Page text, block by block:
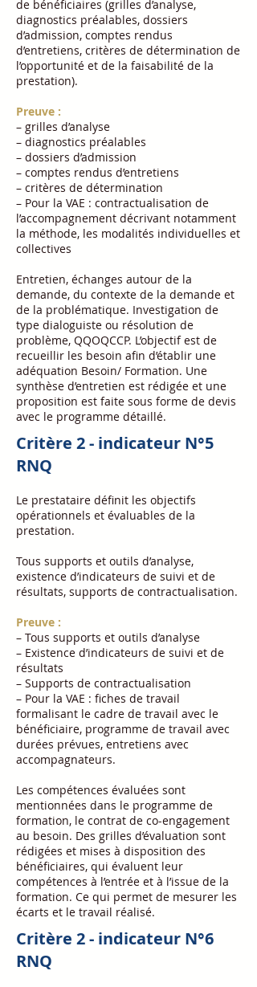
de bénéficiaires (grilles d’analyse,
diagnostics préalables, dossiers
d’admission, comptes rendus
d’entretiens, critères de détermination de
l’opportunité et de la faisabilité de la
prestation).
Preuve :
– grilles d’analyse
– diagnostics préalables
– dossiers d’admission
– comptes rendus d’entretiens
– critères de détermination
– Pour la VAE : contractualisation de
l’accompagnement décrivant notamment
la méthode, les modalités individuelles et
collectives
Entretien, échanges autour de la
demande, du contexte de la demande et
de la problématique. Investigation de
type dialoguiste ou résolution de
problème, QQOQCCP. L’objectif est de
recueillir les besoin afin d’établir une
adéquation Besoin/ Formation. Une
synthèse d’entretien est rédigée et une
proposition est faite sous forme de devis
avec le programme détaillé.
Critère 2 - indicateur N°5
RNQ
Le prestataire définit les objectifs
opérationnels et évaluables de la
prestation.
Tous supports et outils d’analyse,
existence d’indicateurs de suivi et de
résultats, supports de contractualisation.
Preuve :
– Tous supports et outils d’analyse
– Existence d’indicateurs de suivi et de
résultats
– Supports de contractualisation
– Pour la VAE : fiches de travail
formalisant le cadre de travail avec le
bénéficiaire, programme de travail avec
durées prévues, entretiens avec
accompagnateurs.
Les compétences évaluées sont
mentionnées dans le programme de
formation, le contrat de co-engagement
au besoin. Des grilles d’évaluation sont
rédigées et mises à disposition des
bénéficiaires, qui évaluent leur
compétences à l’entrée et à l’issue de la
formation. Ce qui permet de mesurer les
écarts et le travail réalisé.
Critère 2 - indicateur N°6
RNQ